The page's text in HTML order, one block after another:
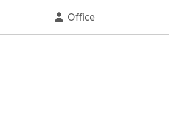
Office